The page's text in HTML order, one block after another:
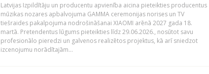
Latvijas Izpildītāju un producentu apvienība aicina pieteikties producentus
mūzikas nozares apbalvojuma GAMMA ceremonijas norises un TV
tiešraides pakalpojuma nodrošināšanai XIAOMI arēnā 2027 gada 18.
martā. Pretendentus lūgums pieteikties līdz 29.06.2026., nosūtot savu
profesionālo pieredzi un galvenos realizētos projektus, kā arī sniedzot
izcenojumu norādītajām...